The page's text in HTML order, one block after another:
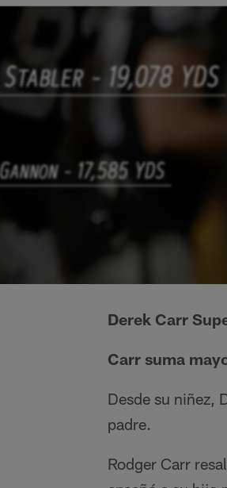
Derek Carr
Carr suma
Desde su niñez,
padre.
Rodger Carr